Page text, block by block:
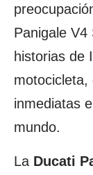
Panigale
historias de
motocicleta,
inmediatas
mundo.
La Ducati